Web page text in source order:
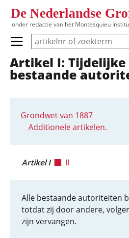
De Nederlandse
onder redactie van het Montesquieu
Primair menu tonen/verbergen
Hoofdnavigatie
Artikel I:
bestaande
Grondwet van 1887
Additionele artikelen.
Artikel I II
Alle bestaande autoriteiten
totdat zij door andere,
zijn vervangen.